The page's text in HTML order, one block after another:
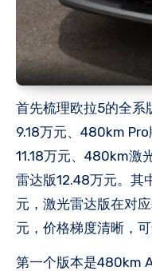
首先梳理欧拉5的全系
9.18万元、480km
11.18万元、480km激
雷达版12.48万元。其
元，激光雷达版在对
元，价格梯度清晰，
第一个版本是480km